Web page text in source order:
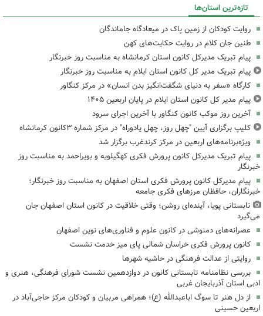
تازه‌ترین استان‌ها
روایت کودکان از زمین پاک در میعادگاه جاماندگان
طنین جان کلام در روایت حکایت‌های کهن
پیام تبریک مدیرکل کانون استان کرمانشاه به مناسبت روز خبرنگار
پیام تبریک مدیر کل کانون استان ایلام به مناسبت روز خبرنگار
کارگاه «سفر به دنیای شگفت‌انگیز بدن انسان» در مرکز کنگاور
پیام مدیر کل کانون استان ایلام در پایان اربعین ۱۴۰۵
آخرین روز موکب کانون کنگاور با آخرین اجرای سرود
کلیپ برگزاری آیین "چهل روز، چهل یادوراه" در مرکز شماره ۳کانون کرمانشاه
ویژه‌برنامه‌های اربعین در مرکز کرندغرب برگزار شد
پیام تبریک مدیرکل کانون پرورش فکری کهگیلویه و بویراحمد به مناسبت روز
خبرنگار
پیام مدیرکل کانون پرورش فکری استان اصفهان به مناسبت روز خبرنگار؛
خبرنگاران، حافظان مرزهای فکری جامعه
تابستانی پویا، آینده‌ای روشن؛ وقتی خلاقیت در کانون استان اصفهان جان
می‌گیرد
عصرانه‌های دمنوشی در کانون علوم و فناوری‌های نوین اصفهان
کانون پرورش فکری خراسان شمالی پای میز خدمت نشست
روایتی از عدالت فرهنگی در حاشیه شهرها
بررسی نظامنامه تابستانی کانون در دوازدهمین نشست شورای فرهنگی، هنری و
ادبی استان آذربایجان غربی
از دل هنر تا سوگ اباعبدالله (ع)؛ همراهی مربیان و کودکان مرکز حاجی‌آباد در
اربعین حسینی